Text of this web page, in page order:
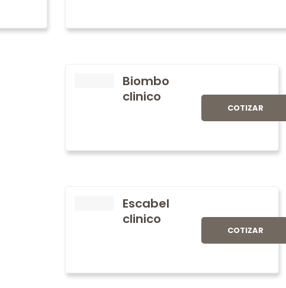
Biombo
clinico
COTIZAR
Escabel
clinico
COTIZAR